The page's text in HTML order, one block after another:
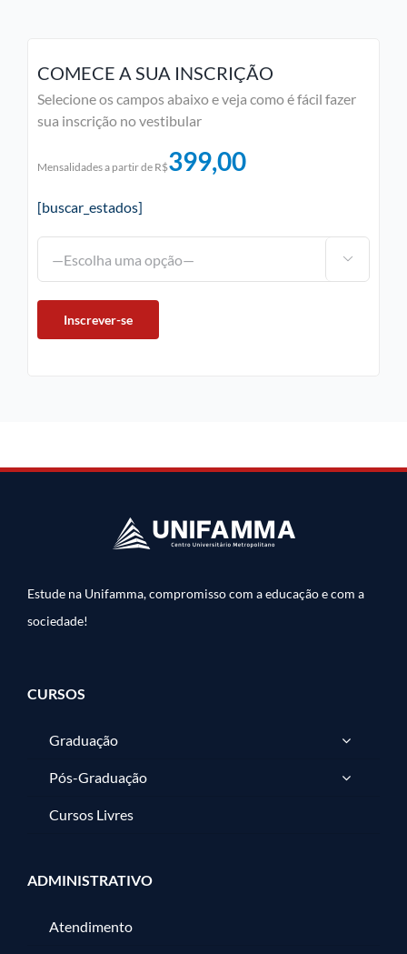
COMECE A SUA INSCRIÇÃO
Selecione os campos abaixo e veja como é fácil fazer
sua inscrição no vestibular
Mensalidades a partir de R$399,00
[buscar_estados]

Estude na Unifamma, compromisso com a educação e com a
sociedade!
CURSOS
Graduação
Pós-Graduação
Cursos Livres
ADMINISTRATIVO
Atendimento